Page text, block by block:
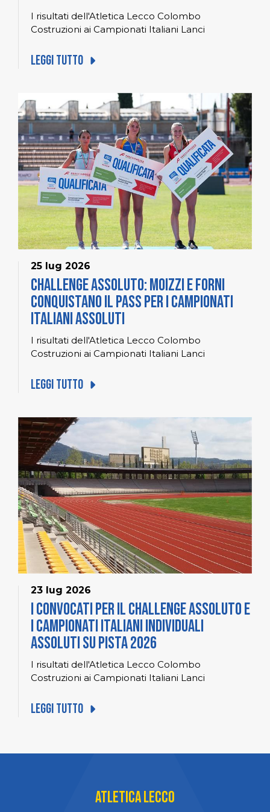
I risultati dell'Atletica Lecco Colombo
Costruzioni ai Campionati Italiani Lanci
Leggi tutto
25 lug 2026
Challenge Assoluto: Moizzi e Forni
conquistano il pass per i Campionati
Italiani Assoluti
I risultati dell'Atletica Lecco Colombo
Costruzioni ai Campionati Italiani Lanci
Leggi tutto
23 lug 2026
I convocati per il Challenge Assoluto e
i Campionati Italiani Individuali
Assoluti su pista 2026
I risultati dell'Atletica Lecco Colombo
Costruzioni ai Campionati Italiani Lanci
Leggi tutto
Atletica Lecco